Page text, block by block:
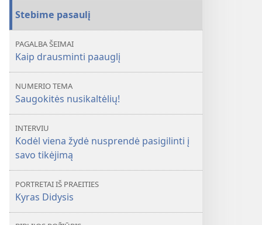
Stebime pasaulį
PAGALBA ŠEIMAI
Kaip drausminti paauglį
NUMERIO TEMA
Saugokitės nusikaltėlių!
INTERVIU
Kodėl viena žydė nusprendė pasigilinti į
savo tikėjimą
PORTRETAI IŠ PRAEITIES
Kyras Didysis